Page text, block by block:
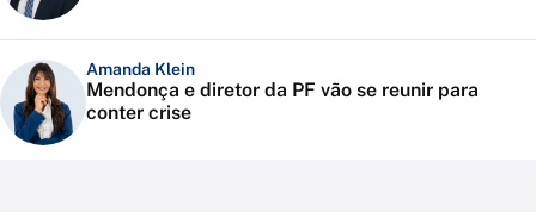
Amanda Klein
Mendonça e diretor da PF vão se reunir para
conter crise